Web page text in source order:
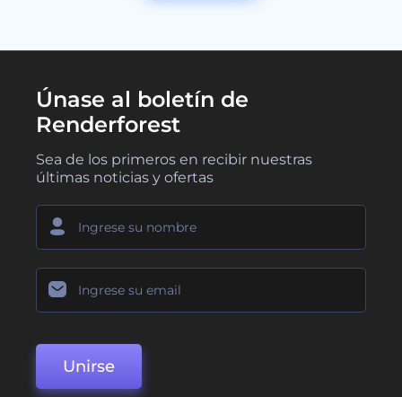
Únase al boletín de
Renderforest
Sea de los primeros en recibir nuestras
últimas noticias y ofertas
Unirse